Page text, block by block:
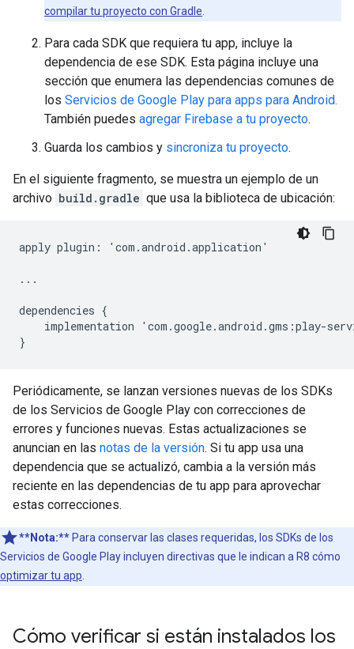
compilar tu proyecto con Gradle
Para cada SDK que requiera tu app, incluye la
dependencia de ese SDK. Esta página incluye una
sección que enumera las dependencias comunes de
los Servicios de Google Play para apps para Android.
También puedes agregar Firebase a tu proyecto.
Guarda los cambios y sincroniza tu proyecto.
En el siguiente fragmento, se muestra un ejemplo de un
archivo build.gradle que usa la biblioteca de ubicación:
apply plugin : ' com .android .application '
...
dependencies {
implementation
' com .google.android .gms :play-
}
Periódicamente, se lanzan versiones nuevas de los SDKs
de los Servicios de Google Play con correcciones de
errores y funciones nuevas. Estas actualizaciones se
anuncian en las notas de la versión. Si tu app usa una
dependencia que se actualizó, cambia a la versión más
reciente en las dependencias de tu app para aprovechar
estas correcciones.
**Nota:** Para conservar las clases requeridas, los SDKs de los
Servicios de Google Play incluyen directivas que le indican a R8 cómo
optimizar tu app
Cómo verificar si están instalados los